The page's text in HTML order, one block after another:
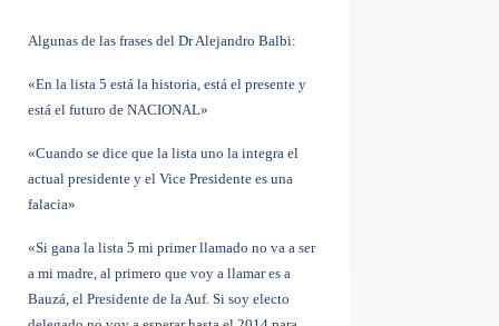
Algunas de las frases del Dr Alejandro Balbi:
«En la lista 5 está la historia, está el presente y
está el futuro de NACIONAL»
«Cuando se dice que la lista uno la integra el
actual presidente y el Vice Presidente es una
falacia»
«Si gana la lista 5 mi primer llamado no va a ser
a mi madre, al primero que voy a llamar es a
Bauzá, el Presidente de la Auf. Si soy electo